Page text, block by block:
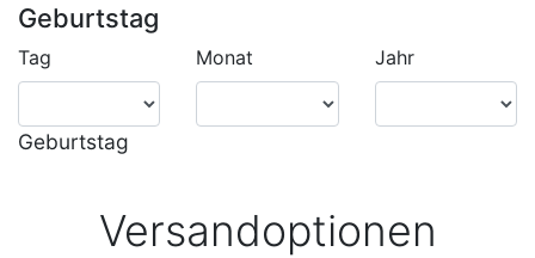
Geburtstag
Tag Monat Jahr
Geburtstag
Versandoptionen